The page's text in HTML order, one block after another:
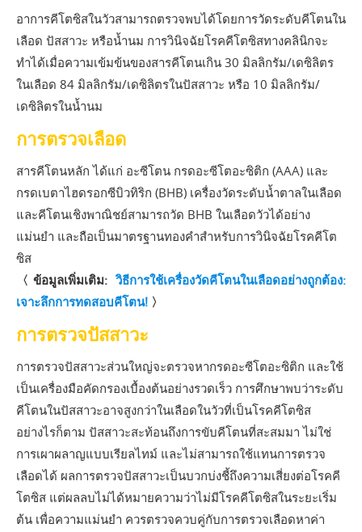
อาการคีโตซิสในวัวสามารถตรวจพบได้โดยการวัดระดับคีโตนใน
เลือด ปัสสาวะ หรือน้ำนม การวินิจฉัยโรคคีโตซิสทางคลินิกจะ
ทำได้เมื่อความเข้มข้นของสารคีโตนเกิน 30 มิลลิกรัม/เดซิลิตร
ในเลือด 84 มิลลิกรัม/เดซิลิตรในปัสสาวะ หรือ 10 มิลลิกรัม/
เดซิลิตรในน้ำนม
การตรวจเลือด
สารคีโตนหลัก ได้แก่ อะซีโตน กรดอะซีโตอะซิติก (AAA) และ
กรดเบตาไฮดรอกซีบิวทิริก (BHB) เครื่องวัดระดับน้ำตาลในเลือด
และคีโตนเชิงพาณิชย์สามารถวัด BHB ในเลือดวัวได้อย่าง
แม่นยำ และถือเป็นมาตรฐานทองคำสำหรับการวินิจฉัยโรคคีโต
ซิส
〈ข้อมูลเพิ่มเติม:วิธีการใช้เครื่องวัดคีโตนในเลือดอย่างถูกต้อง:
เจาะลึกการทดสอบคีโตน! 〉
การตรวจปัสสาวะ
การตรวจปัสสาวะส่วนใหญ่จะตรวจหากรดอะซีโตอะซิติก และใช้
เป็นเครื่องมือคัดกรองเบื้องต้นอย่างรวดเร็ว การศึกษาพบว่าระดับ
คีโตนในปัสสาวะอาจสูงกว่าในเลือดในวัวที่เป็นโรคคีโตซิส
อย่างไรก็ตาม ปัสสาวะสะท้อนถึงการขับคีโตนที่สะสมมา ไม่ใช่
การเผาผลาญแบบเรียลไทม์ และไม่สามารถใช้แทนการตรวจ
เลือดได้ ผลการตรวจปัสสาวะเป็นบวกบ่งชี้ถึงความเสี่ยงต่อโรคคี
โตซิส แต่ผลลบไม่ได้หมายความว่าไม่มีโรคคีโตซิสในระยะเริ่ม
ต้น เพื่อความแม่นยำ ควรตรวจควบคู่กับการตรวจเลือดหาค่า